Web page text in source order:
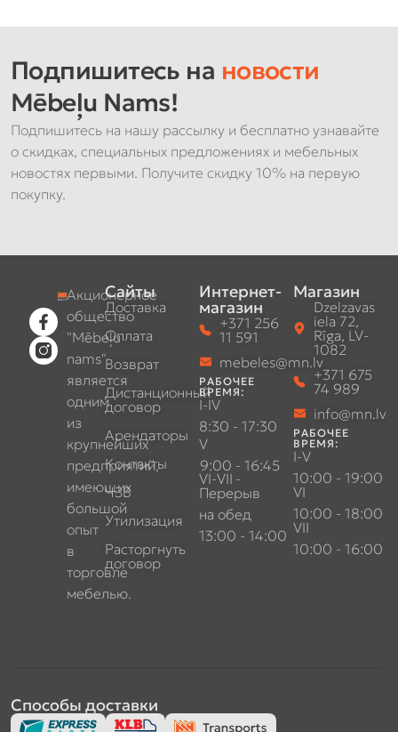
Подпишитесь на новости
Mēbeļu Nams!
Подпишитесь на нашу рассылку и бесплатно узнавайте
о скидках, специальных предложениях и мебельных
новостях первыми. Получите скидку 10% на первую
покупку.
Акционерное
общество
"Mēbeļu
nams"
является
одним
из
крупнейших
предприятий,
имеющих
большой
опыт
в
торговле
мебелью.
Сайты
Доставка
Оплата
Возврат
Дистанционный
договор
Арендаторы
Контакты
ЧЗВ
Утилизация
Расторгнуть
договор
Интернет-
магазин
+371 256
11 591
mebeles@mn.lv
РАБОЧЕЕ
ВРЕМЯ:
I-IV
8:30 - 17:30
V
9:00 - 16:45
VI-VII -
Перерыв
на обед
13:00 - 14:00
Магазин
Dzelzavas
iela 72,
Rīga, LV-
1082
+371 675
74 989
info@mn.lv
РАБОЧЕЕ
ВРЕМЯ:
I-V
10:00 - 19:00
VI
10:00 - 18:00
VII
10:00 - 16:00
Способы доставки